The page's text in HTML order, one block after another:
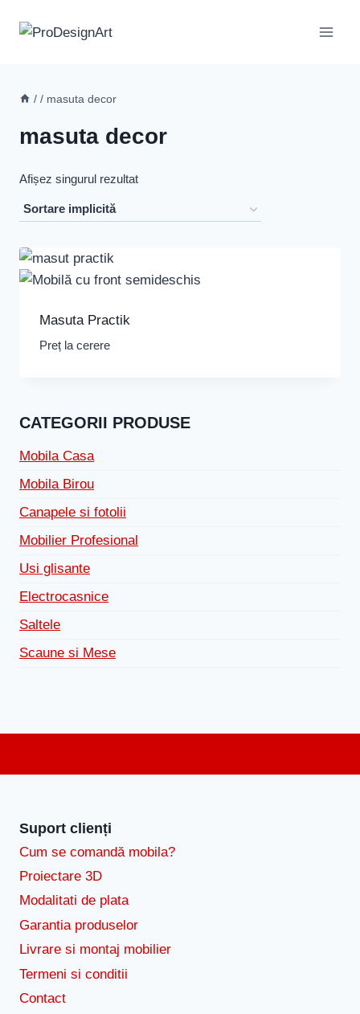
/ / masuta decor
masuta decor
Afișez singurul rezultat
Masuta Practik
Preț la cerere
CATEGORII PRODUSE
Mobila Casa
Mobila Birou
Canapele si fotolii
Mobilier Profesional
Usi glisante
Electrocasnice
Saltele
Scaune si Mese
Suport clienți
Cum se comandă mobila?
Proiectare 3D
Modalitati de plata
Garantia produselor
Livrare si montaj mobilier
Termeni si conditii
Contact